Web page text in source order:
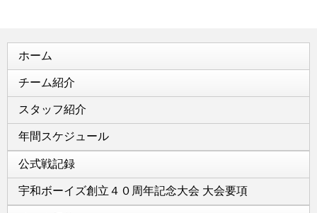
ホーム
チーム紹介
スタッフ紹介
年間スケジュール
公式戦記録
宇和ボーイズ創立４０周年記念大会 大会要項